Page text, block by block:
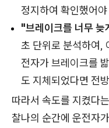
정지하여 확인했어
"브레이크를 너무 늦
초 단위로 분석하여,
전자가 브레이크를
도 지체되었다면 전
따라서 속도를 지켰다
찰나의 순간에 운전자